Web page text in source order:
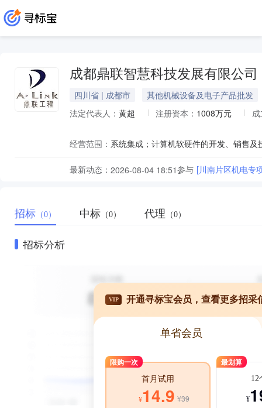
成都鼎联智慧科技发展有限公司
四川省 | 成都市
其他机械设备及电子产品批发
法定代表人： 黄超 注册资本： 1008万元
经营范围：
最新动态： 2026-08-04 18:51参与 [川南片区机电专
招标 （0） 中标 （0） 代理 （0）
招标分析
VIP 开通寻标宝会员，查看更多招采
单省会员
限购一次
首月试用
¥14.9 ¥39
最划算
12
¥